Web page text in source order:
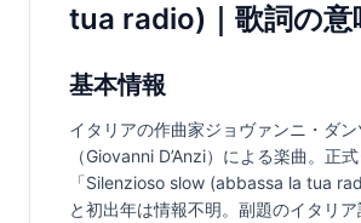
tua radio)｜歌詞の意
基本情報
イタリアの作曲家ジョヴァンニ・ダン
（Giovanni D’Anzi）による楽曲。正
「Silenzioso slow (abbassa la tua
と初出年は情報不明。副題のイタリ